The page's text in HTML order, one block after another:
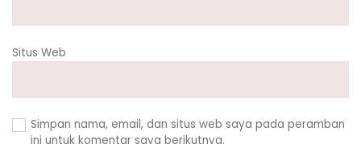
Situs Web
Simpan nama, email, dan situs web saya pada peramban
ini untuk komentar saya berikutnya.